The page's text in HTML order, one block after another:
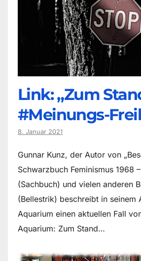
Link: „Zum
#Meinungs-
8. Januar 2021
Gunnar Kunz, der Autor von
Schwarzbuch Feminismus 1968
(Sachbuch) und vielen anderen
(Bellestrik) beschreibt in seinem
Aquarium einen aktuellen Fall
Aquarium: Zum Stand…